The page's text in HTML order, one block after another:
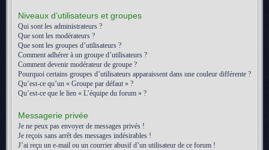
Niveaux d’utilisateurs et groupes
Qui sont les administrateurs ?
Que sont les modérateurs ?
Que sont les groupes d’utilisateurs ?
Comment adhérer à un groupe d’utilisateurs ?
Comment devenir modérateur de groupe ?
Pourquoi certains groupes d’utilisateurs apparaissent dans une couleur différente ?
Qu’est-ce qu’un « Groupe par défaut » ?
Qu’est-ce que le lien « L’équipe du forum » ?
Messagerie privée
Je ne peux pas envoyer de messages privés !
Je reçois sans arrêt des messages indésirables !
J’ai reçu un e-mail ou un courrier abusif d’un utilisateur de ce forum !